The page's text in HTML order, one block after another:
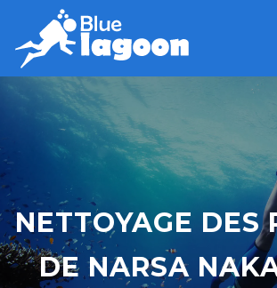
NETTOYAGE DES
DE NARSA